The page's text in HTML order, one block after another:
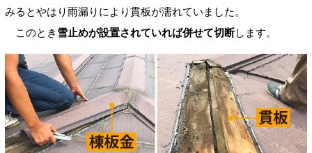
みるとやはり雨漏りにより貫板が濡れていました。
このとき 雪止めが設置されていれば併せて切断します。